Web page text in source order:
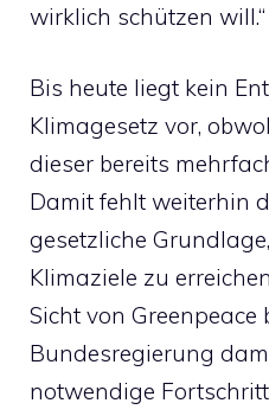
wirklich schützen will.“
Bis heute liegt kein
Klimagesetz vor,
dieser bereits
Damit fehlt weiterhin
gesetzliche
Klimaziele zu
Sicht von Greenpeace
Bundesregierung
notwendige